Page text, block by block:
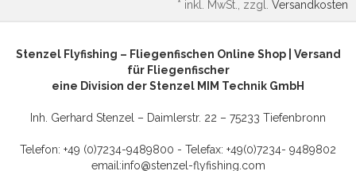
* inkl. MwSt., zzgl. Versandkosten
Stenzel Flyfishing – Fliegenfischen Online Shop | Versand
für Fliegenfischer
eine Division der Stenzel MIM Technik GmbH
Inh. Gerhard Stenzel – Daimlerstr. 22 – 75233 Tiefenbronn
Telefon: +49 (0)7234-9489800 - Telefax: +49(0)7234- 9489802
email:info@stenzel-flyfishing.com